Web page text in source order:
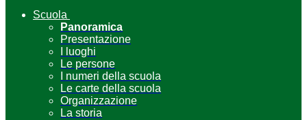
Scuola
Panoramica
Presentazione
I luoghi
Le persone
I numeri della scuola
Le carte della scuola
Organizzazione
La storia